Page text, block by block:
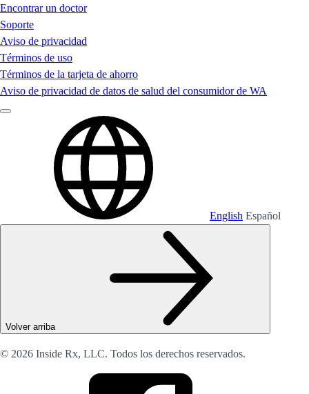
Encontrar un doctor
Soporte
Aviso de privacidad
Términos de uso
Términos de la tarjeta de ahorro
Aviso de privacidad de datos de salud del consumidor de WA
English Español
Volver arriba
© 2026 Inside Rx, LLC. Todos los derechos reservados.